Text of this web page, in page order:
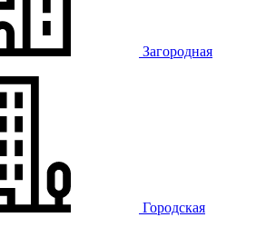
Загородная
Городская